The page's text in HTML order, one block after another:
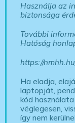
Használja az
biztonsága
További
Hatóság
https://
Ha eladja,
laptopját,
kód
véglegesen,
így nem